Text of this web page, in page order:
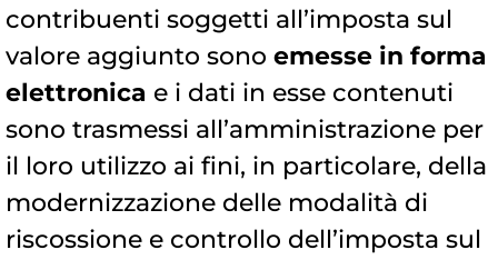
contribuenti soggetti all’imposta sul
valore aggiunto sono emesse in forma
elettronica e i dati in esse contenuti
sono trasmessi all’amministrazione per
il loro utilizzo ai fini, in particolare, della
modernizzazione delle modalità di
riscossione e controllo dell’imposta sul